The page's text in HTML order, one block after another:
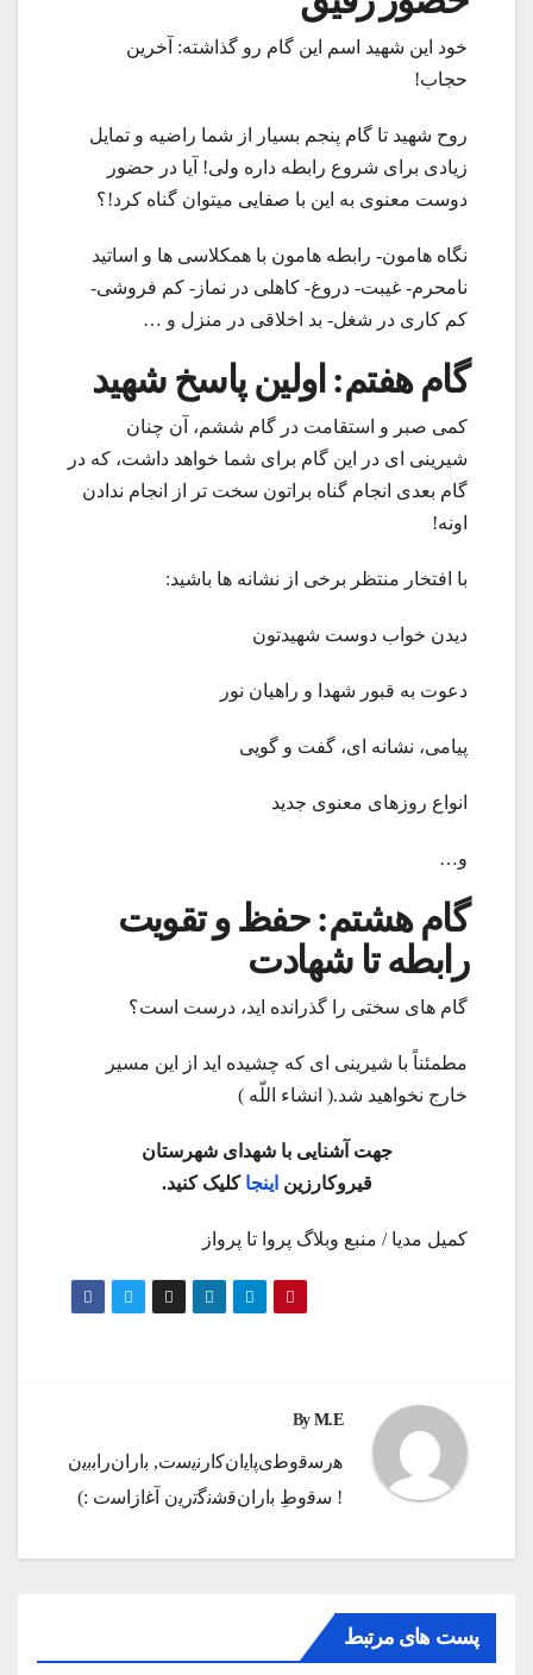
خود این شهید اسم این گام رو گذاشته: آخرین
حجاب!
روح شهید تا گام پنجم بسیار از شما راضیه و تمایل
زیادی برای شروع رابطه داره ولی! آیا در حضور
دوست معنوی به این با صفایی میتوان گناه کرد!؟
نگاه هامون- رابطه هامون با همکلاسی ها و اساتید
نامحرم- غیبت- دروغ- کاهلی در نماز- کم فروشی-
کم کاری در شغل- بد اخلاقی در منزل و …
گام هفتم: اولین پاسخ شهید
کمی صبر و استقامت در گام ششم، آن چنان
شیرینی ای در این گام برای شما خواهد داشت، که در
گام بعدی انجام گناه براتون سخت تر از انجام ندادن
اونه!
با افتخار منتظر برخی از نشانه ها باشید:
دیدن خواب دوست شهیدتون
دعوت به قبور شهدا و راهیان نور
پیامی، نشانه ای، گفت و گویی
انواع روزهای معنوی جدید
و…
گام هشتم: حفظ و تقویت
رابطه تا شهادت
گام های سختی را گذرانده اید، درست است؟
مطمئناً با شیرینی ای که چشیده اید از این مسیر
خارج نخواهید شد.( انشاء اللّه )
جهت آشنایی با شهدای شهرستان
قیروکارزین اینجاکلیک کنید.
کمیل مدیا / منبع وبلاگ پروا تا پرواز
ByM.E
ه‍‌رس‍‌ق‍‌وط‍‌ی‌پ‍‌ای‍‌ان‌ک‍‌ارن‍‌ی‍‌س‍‌ت‌, ب‍‌اران‌راب‍‌ب‍‌ی‍‌ن
! س‍‌ق‍‌وطِ ب‍‌اران‌ق‍‌ش‍‌ن‍‌گ‍‌ت‍‌ری‍‌ن آغ‍‌ازاس‍‌ت :)️
پست های مرتبط